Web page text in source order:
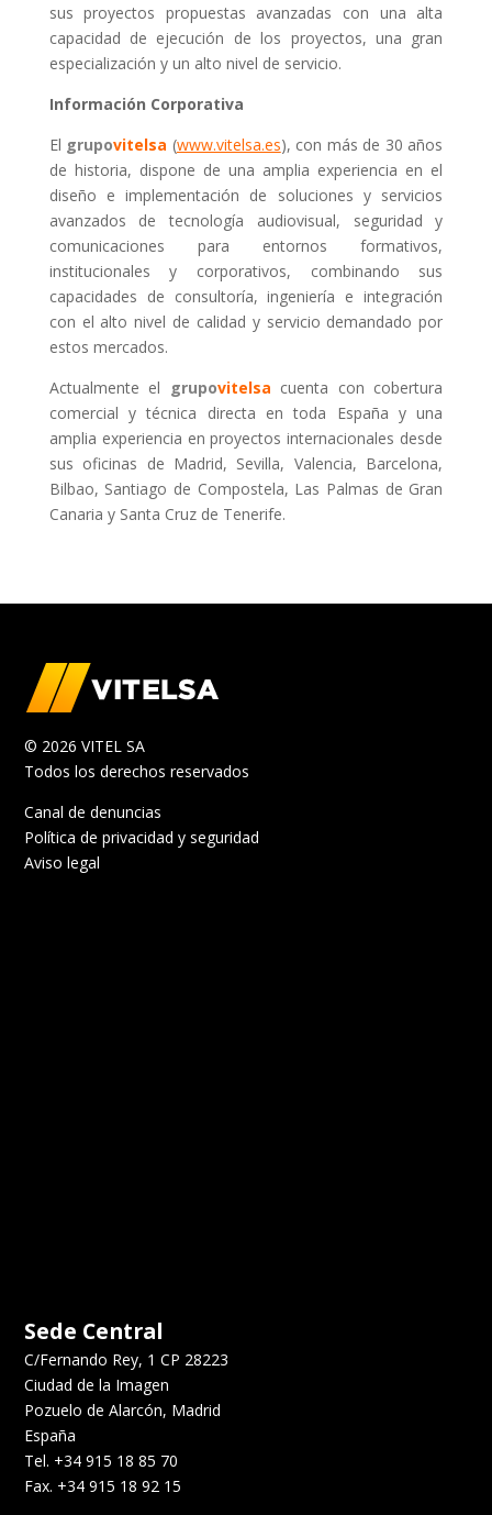
sus proyectos propuestas avanzadas con una alta
capacidad de ejecución de los proyectos, una gran
especialización y un alto nivel de servicio.
Información Corporativa
El grupovitelsa (www.vitelsa.es), con más de 30 años
de historia, dispone de una amplia experiencia en el
diseño e implementación de soluciones y servicios
avanzados de tecnología audiovisual, seguridad y
comunicaciones para entornos formativos,
institucionales y corporativos, combinando sus
capacidades de consultoría, ingeniería e integración
con el alto nivel de calidad y servicio demandado por
estos mercados.
Actualmente el
grupovitelsa cuenta con cobertura
comercial y técnica directa en toda España y una
amplia experiencia en proyectos internacionales desde
sus oficinas de Madrid, Sevilla, Valencia, Barcelona,
Bilbao, Santiago de Compostela, Las Palmas de Gran
Canaria y Santa Cruz de Tenerife.
© 2026 VITEL SA
Todos los derechos reservados
Canal de denuncias
Política de privacidad y seguridad
Aviso legal
Sede Central
C/Fernando Rey, 1 CP 28223
Ciudad de la Imagen
Pozuelo de Alarcón, Madrid
España
Tel. +34 915 18 85 70
Fax. +34 915 18 92 15